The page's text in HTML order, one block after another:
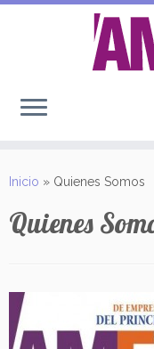
Inicio » Quienes Somos
Quienes